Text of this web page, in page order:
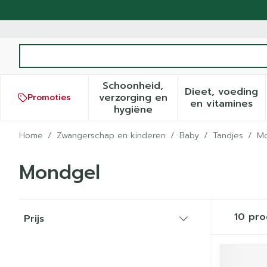
Promoties
Schoonheid,
verzorging en
hygiëneToon submenu voor
Dieet, voeding
en vitamines
Toon
Home / Zwangerschap en kinderen / Baby / Tandjes /
Mondgel
Prijs
10